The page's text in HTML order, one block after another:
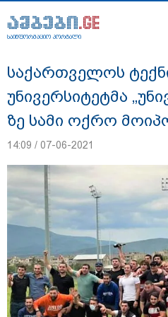
საინფორმაციო პორტალი
"ნატა ვიბლიანის
უახლოეს დღეებში
დაიდება პირველი
შედეგი და
საინფორმაციო პორტალი
საქართველოს
უნივერსიტეტმა
ზე სამი ოქრო
14:09 / 07-06-2021